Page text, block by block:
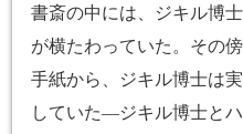
書斎の中には、ジキル博
が横たわっていた。その
手紙から、ジキル博士は
していた―ジキル博士と